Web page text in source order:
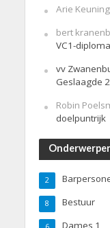
Arie Keuning
bert
VC1-
vv
Geslaagde
Robin
doelpuntrijk
2
Bestuur
8
Dames 1